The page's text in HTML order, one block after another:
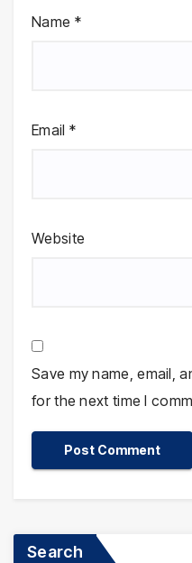
Name *
Email *
Website
Save my name, email,
for the next time I
Search